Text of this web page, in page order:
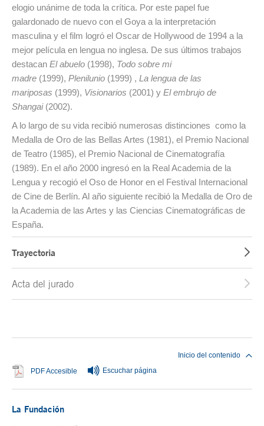
elogio unánime de toda la crítica. Por este papel fue
galardonado de nuevo con el Goya a la interpretación
masculina y el film logró el Oscar de Hollywood de 1994 a la
mejor película en lengua no inglesa. De sus últimos trabajos
destacan El abuelo (1998), Todo sobre mi
madre (1999), Plenilunio (1999) , La lengua de las
mariposas (1999), Visionarios (2001) y El embrujo de
Shangai (2002).
A lo largo de su vida recibió numerosas distinciones como la
Medalla de Oro de las Bellas Artes (1981), el Premio Nacional
de Teatro (1985), el Premio Nacional de Cinematografía
(1989). En el año 2000 ingresó en la Real Academia de la
Lengua y recogió el Oso de Honor en el Festival Internacional
de Cine de Berlín. Al año siguiente recibió la Medalla de Oro de
la Academia de las Artes y las Ciencias Cinematográficas de
España.
Trayectoria
Acta del jurado
PDF Accesible Se abre en ventana nueva
Escuchar página
Inicio del contenido
La Fundación